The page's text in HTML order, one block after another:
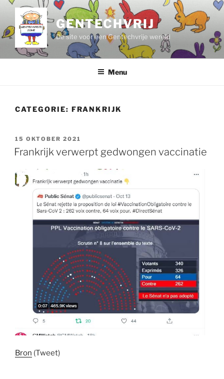
de
inhoud
GENTECHVRIJ
De site voor een Gentechvrije wereld
Menu
CATEGORIE: FRANKRIJK
GEPLAATST
OP
15 OKTOBER 2021
Frankrijk verwerpt gedwongen vaccinatie
Bron (Tweet)